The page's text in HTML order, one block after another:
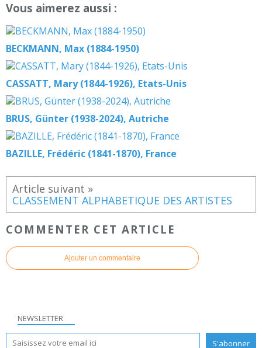
Vous aimerez aussi :
BECKMANN, Max (1884-1950)
CASSATT, Mary (1844-1926), Etats-Unis
BRUS, Günter (1938-2024), Autriche
BAZILLE, Frédéric (1841-1870), France
CLASSEMENT ALPHABETIQUE DES ARTISTES
COMMENTER CET ARTICLE
Ajouter un commentaire
NEWSLETTER